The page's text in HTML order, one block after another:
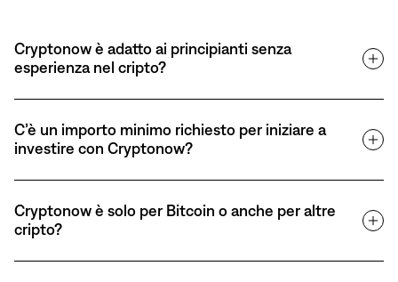
Cryptonow è adatto ai principianti senza
esperienza nel cripto?
C’è un importo minimo richiesto per iniziare a
investire con Cryptonow?
Cryptonow è solo per Bitcoin o anche per altre
cripto?